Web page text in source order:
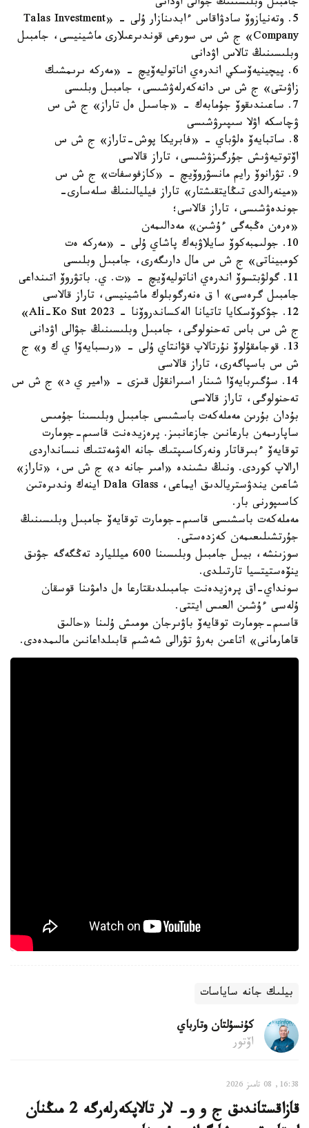
5. وتەنيازوۆ سادۋاقاس ءابدىنازار ۇلى - «Talas Investment
Company» ج ش س سورعى قوندىرعىلارى ماشينيسى، جامبىل
وبلىسىنىڭ تالاس اۋدانى
6. پيچينيەۆسكي اندرەي اناتوليەۆيچ - «مەركە ىرىمشىك
زاۋىتى» ج ش س دانەكەرلەۋشىسى، جامبىل وبلىسى
7. ساعىندىقوۆ جۇمابەك - «جاسىل ەل تاراز» ج ش س
ۋچاسكە اۋلا سىپىرۋشىسى
8. ساتبايەۆ ەلۋباي - «فابريكا پوش-تاراز» ج ش س
اۆتوتيەۋىش جۇرگىزۋشىسى، تاراز قالاسى
9. تۋرانوۆ رايم مانسۋروۆيچ - «كازفوسفات» ج ش س
«مينەرالدى تىڭايتقىشتار» تاراز فيليالىنىڭ سلەسارى-
جوندەۋشىسى، تاراز قالاسى؛
«ەرەن ەڭبەگى ءۇشىن» مەدالىمەن
10. جولىمبەكوۆ سايلاۋبەك پاشاي ۇلى - «مەركە ەت
كومبيناتى» ج ش س مال دارىگەرى، جامبىل وبلىسى
11. گولۋبتسوۆ اندرەي اناتوليەۆيچ - «ت. ي. باتۋروۆ اتىنداعى
جامبىل گرەسى» ا ق ەنەرگوبلوك ماشينيسى، تاراز قالاسى
12. جۋكوۆسكايا تاتيانا الەكساندروۆنا - Ali-Ko Sut 2023»
ج ش س باس تەحنولوگى، جامبىل وبلىسىنىڭ جۋالى اۋدانى
13. قوجامقۇلوۆ نۇرتالاپ قۋانتاي ۇلى - «رىسبايەۆا ي ك و» ج
ش س باسپاگەرى، تاراز قالاسى
14. سۇگىربايەۆا شىنار اسىرانقۇل قىزى - «امير ي د» ج ش س
تەحنولوگى، تاراز قالاسى
بۇدان بۇرىن مەملەكەت باسشىسى جامبىل وبلىسىنا جۇمىس
ساپارىمەن بارعانىن جازعانبىز. پرەزيدەنت قاسىم-جومارت
توقايەۆ ءبىرقاتار ونەركاسىپتىك جانە الەۋمەتتىك نىسانداردى
ارالاپ كوردى. ونىڭ ىشىندە «امىر جانە د» ج ش س، «تاراز»
شاعىن يندۋستريالدىق ايماعى، Dala Glass اينەك وندىرەتىن
كاسىپورنى بار.
مەملەكەت باسشىسى قاسىم-جومارت توقايەۆ جامبىل وبلىسىنىڭ
جۇرتشىلىعىمەن كەزدەستى.
سوزىنشە، بيىل جامبىل وبلىسىنا 600 ميلليارد تەڭگەگە جۋىق
ينۆەستيتسيا تارتىلدى.
سونداي-اق پرەزيدەنت جامبىلدىقتارعا ەل دامۋىنا قوسقان
ۇلەسى ءۇشىن العىس ايتتى.
قاسىم-جومارت توقايەۆ باۋىرجان مومىش ۇلىنا «حالىق
قاھارمانى» اتاعىن بەرۋ تۋرالى شەشىم قابىلداعانىن مالىمدەدى.
بيلىك جانە ساياسات
كۇنسۇلتان وتارباي
اۆتور
16:38, 08 تامىز 2026
قازاقستاندىق ج و و- لار تالاپكەرلەرگە 2 مىڭنان